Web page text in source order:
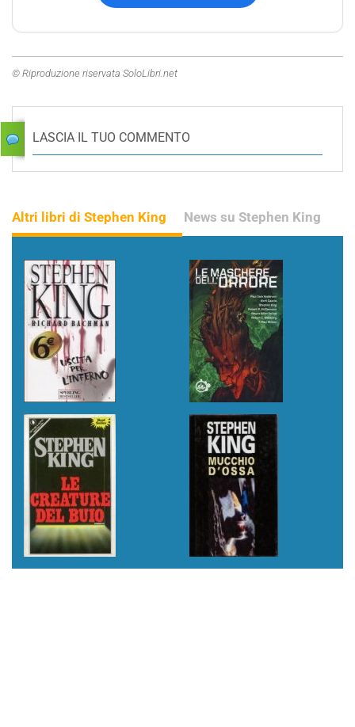
© Riproduzione riservata SoloLibri.net
LASCIA IL TUO COMMENTO
Altri libri di Stephen King News su Stephen King